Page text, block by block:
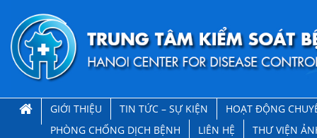
GIỚI THIỆU TIN TỨC – SỰ KIỆN
HOẠT ĐỘNG
PHÒNG CHỐNG DỊCH BỆNH
LIÊN HỆ
THƯ VIỆN